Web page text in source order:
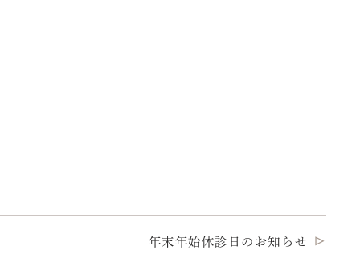
年末年始休診日のお知らせ